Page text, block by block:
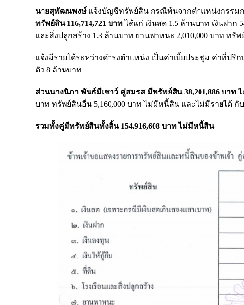
นายสุพัฒนพงษ์ แจ้งบัญชีทรัพย์สิน กรณีพ้นจากตำแหน่งกรรมก
ทรัพย์สิน 116,714,721 บาทได้แก่ เงินสด 1.5 ล้านบาท เงินฝาก
และสิ่งปลูกสร้าง 1.3 ล้านบาท ยานพาหนะ 2,010,000 บาท ท
แจ้งมีรายได้ระหว่างดำรงตำแหน่ง เป็นค่าเบี้ยประชุม ค่าที่ปรึ
ตัว 8 ล้านบาท
ส่วนนางนิภา พันธ์มีเชาว์ คู่สมรส มีทรัพย์สิน 38,201,886 บาทไ
บาท ทรัพย์สินอื่น 5,160,000 บาท ไม่มีหนี้สิน และไม่มีรายได้ กั
รวมทั้งคู่มีทรัพย์สินทั้งสิ้น 154,916,608 บาท ไม่มีหนี้สิน